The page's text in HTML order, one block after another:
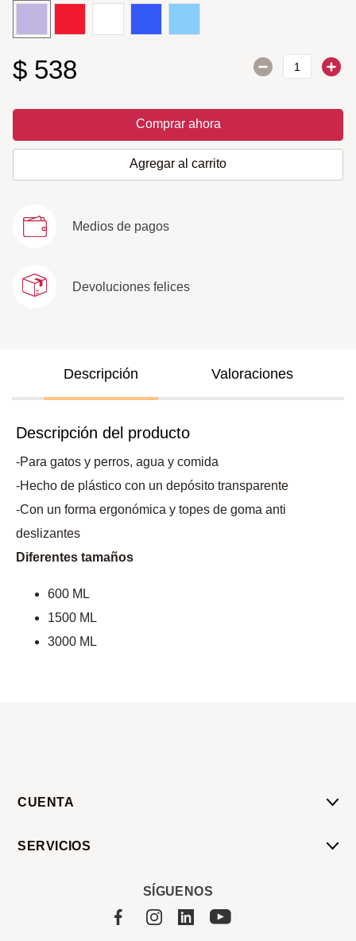
$ 538
Comprar ahora
Agregar al carrito
Medios de pagos
Devoluciones felices
Descripción Valoraciones
Descripción del producto
-Para gatos y perros, agua y comida
-Hecho de plástico con un depósito transparente
-Con un forma ergonómica y topes de goma anti
deslizantes
Diferentes tamaños
600 ML
1500 ML
3000 ML
CUENTA
SERVICIOS
SÍGUENOS